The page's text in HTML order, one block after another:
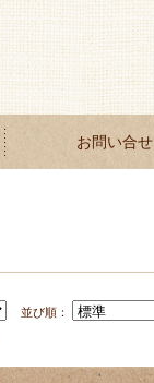
お問い合せ
並び順：